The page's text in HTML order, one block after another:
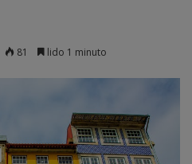
81 lido 1 minuto